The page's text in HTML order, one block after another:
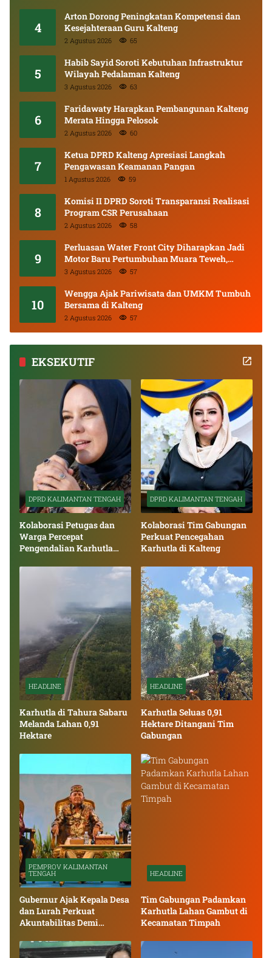
4
Arton Dorong Peningkatan Kompetensi dan
Kesejahteraan Guru Kalteng
2 Agustus 2026 65
5
Habib Sayid Soroti Kebutuhan Infrastruktur
Wilayah Pedalaman Kalteng
3 Agustus 2026 63
6
Faridawaty Harapkan Pembangunan Kalteng
Merata Hingga Pelosok
2 Agustus 2026 60
7
Ketua DPRD Kalteng Apresiasi Langkah
Pengawasan Keamanan Pangan
1 Agustus 2026 59
8
Komisi II DPRD Soroti Transparansi Realisasi
Program CSR Perusahaan
2 Agustus 2026 58
9
Perluasan Water Front City Diharapkan Jadi
Motor Baru Pertumbuhan Muara Teweh,
DPRD Minta Proses Libatkan Masyarakat
3 Agustus 2026 57
10
Wengga Ajak Pariwisata dan UMKM Tumbuh
Bersama di Kalteng
2 Agustus 2026 57
EKSEKUTIF
DPRD KALIMANTAN TENGAH
Kolaborasi Petugas dan
Warga Percepat
Pengendalian Karhutla
DPRD KALIMANTAN TENGAH
Kolaborasi Tim Gabungan
Perkuat Pencegahan
Karhutla di Kalteng
HEADLINE
Karhutla di Tahura Sabaru
Melanda Lahan 0,91
Hektare
HEADLINE
Karhutla Seluas 0,91
Hektare Ditangani Tim
Gabungan
PEMPROV KALIMANTAN
TENGAH
Gubernur Ajak Kepala Desa
dan Lurah Perkuat
Akuntabilitas Demi
Kalteng
HEADLINE
Tim Gabungan Padamkan
Karhutla Lahan Gambut di
Kecamatan Timpah